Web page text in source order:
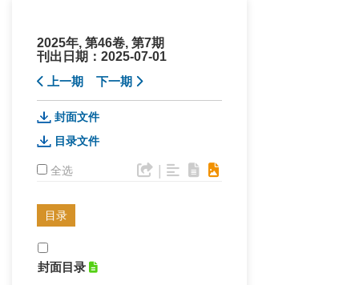
2025年, 第46卷, 第7期
刊出日期：2025-07-01
上一期
下一期
封面文件
目录文件
全选
目录
封面目录